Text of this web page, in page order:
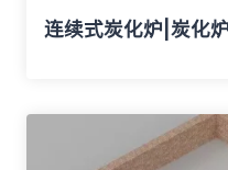
连续式炭化炉|炭化炉